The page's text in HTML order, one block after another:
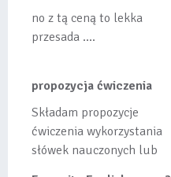
no z tą ceną to lekka
przesada ....
propozycja ćwiczenia
Składam propozycje
ćwiczenia wykorzystania
słówek nauczonych lub